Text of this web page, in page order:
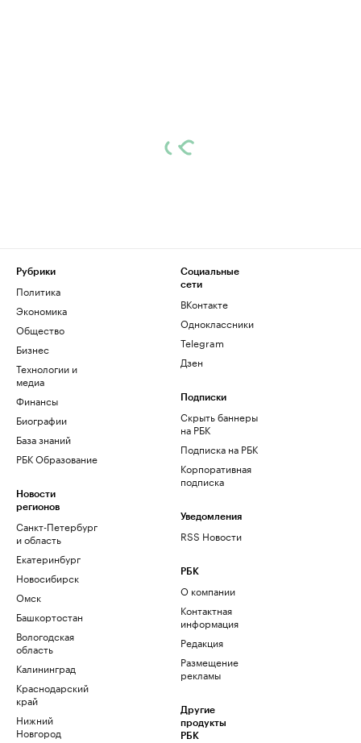
Рубрики
Политика
Экономика
Общество
Бизнес
Технологии и
медиа
Финансы
Биографии
База знаний
РБК Образование
Новости
регионов
Санкт-Петербург
и область
Екатеринбург
Новосибирск
Омск
Башкортостан
Вологодская
область
Калининград
Краснодарский
край
Нижний
Новгород
Социальные
сети
ВКонтакте
Одноклассники
Telegram
Дзен
Подписки
Скрыть баннеры
на РБК
Подписка на РБК
Корпоративная
подписка
Уведомления
RSS Новости
РБК
О компании
Контактная
информация
Редакция
Размещение
рекламы
Другие
продукты
РБК